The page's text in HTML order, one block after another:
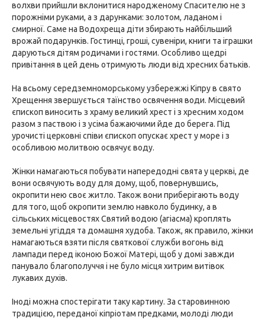
волхви прийшли вклонитися народженому Спасителю не з
порожніми руками, а з дарунками: золотом, ладаном і
смирної. Саме на Водохреща діти збирають найбільший
врожай подарунків. Гостинці, гроші, сувеніри, книги та іграшки
даруються дітям родичами і гостями. Особливо щедрі
привітання в цей день отримують люди від хресних батьків.
На всьому середземноморському узбережжі Кіпру в свято
Хрещення звершується таїнство освячення води. Місцевий
єпископ виносить з храму великий хрест і з хресним ходом
разом з паствою і з усіма бажаючими йде до берега. Під
урочисті церковні співи єпископ опускає хрест у море і з
особливою молитвою освячує воду.
Жінки намагаються побувати напередодні свята у церкві, де
вони освячують воду для дому, щоб, повернувшись,
окропити нею своє житло. Також вони приберігають воду
для того, щоб окропити землю навколо будинку, а в
сільських місцевостях Святий водою (агіасма) кроплять
земельні угіддя та домашня худоба. Також, як правило, жінки
намагаються взяти після святкової служби вогонь від
лампади перед іконою Божої Матері, щоб у домі завжди
панувало благополуччя і не було місця хитрим витівок
лукавих духів.
Іноді можна спостерігати таку картину. За старовинною
традицією, переданої кіпріотам предками, молоді люди